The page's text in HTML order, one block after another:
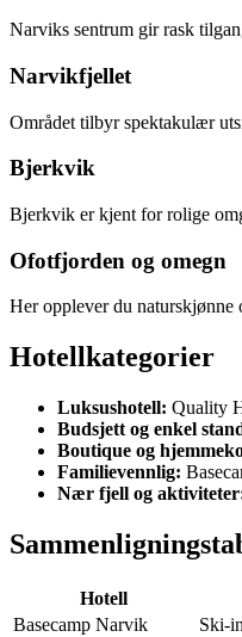
Narviks sentrum gir rask
Narvikfjellet
Området tilbyr spektakulær
Bjerkvik
Bjerkvik er kjent for rolige
Ofotfjorden og omegn
Her opplever du
Hotellkategorier
Luksushotell: Quality
Budsjett og enkel
Boutique og
Familievennlig:
Nær fjell og
Hotell
Basecamp Narvik
Ski-